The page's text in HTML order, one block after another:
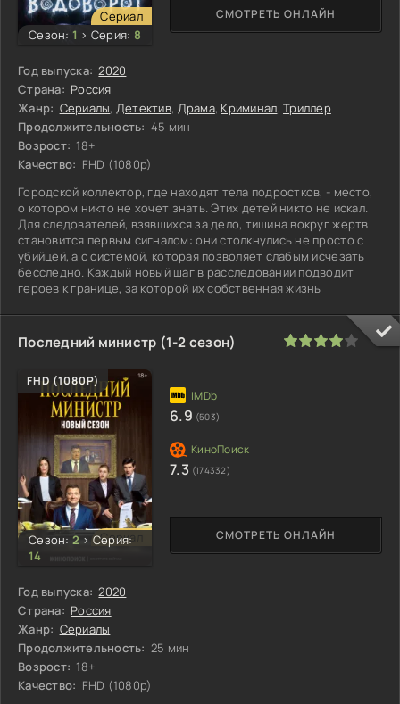
Сериал
Сезон: 1 > Серия: 8
Год выпуска: 2020
Страна: Россия
Жанр: Сериалы, Детектив, Драма, Криминал,Триллер
Продолжительность: 45 мин
Возрост: 18+
Качество: FHD (1080p)
Городской коллектор, где находят тела подростков, - место,
о котором никто не хочет знать. Этих детей никто не искал.
Для следователей, взявшихся за дело, тишина вокруг жертв
становится первым сигналом: они столкнулись не просто с
убийцей, а с системой, которая позволяет слабым исчезать
бесследно. Каждый новый шаг в расследовании подводит
героев к границе, за которой их собственная жизнь
СМОТРЕТЬ ОНЛАЙН
Последний министр (1-2 сезон)
FHD (1080P)
Сериал
Сезон: 2 > Серия:
14
Год выпуска: 2020
Страна: Россия
Жанр: Сериалы
Продолжительность: 25 мин
Возрост: 18+
Качество: FHD (1080p)
СМОТРЕТЬ ОНЛАЙН
6.9 (503)
7.3 (174332)
80 1 2 3